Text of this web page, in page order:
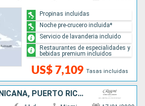
US$ 7,109 Tasas incluidas
Propinas incluidas
Noche pre-crucero incluida*
Servicio de lavanderia incluido
Restaurantes de especialidades y
bebidas premium incluidos
REPÚBLICA DOMINICANA, PUERTO RICO, SAN MARTÍN, FRANCIA, SAN VINCENT Y LAS GRANADINAS, ESTADOS UNIDOS